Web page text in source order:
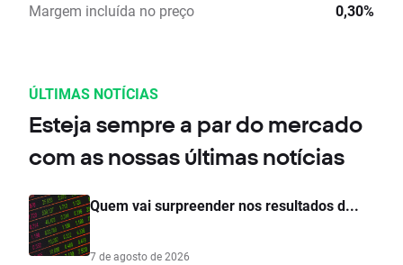
Margem incluída no preço 0,30%
ÚLTIMAS NOTÍCIAS
Esteja sempre a par do mercado
com as nossas últimas notícias
Quem vai surpreender nos resultados d...
7 de agosto de 2026